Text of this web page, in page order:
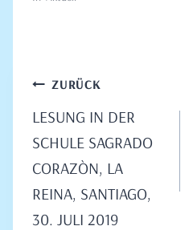
Beitragsnavigation
ZURÜCK
LESUNG IN DER
SCHULE SAGRADO
CORAZÒN, LA
REINA, SANTIAGO,
30. JULI 2019